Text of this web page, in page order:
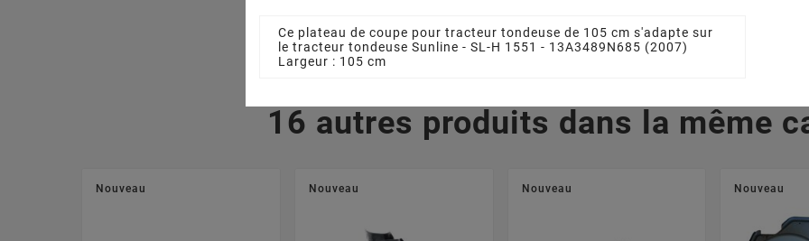
16 autres produits dans la même
Nouveau Nouveau Nouveau Nouveau
Ce plateau de coupe pour tracteur tondeuse de 105 cm s'adapte sur
le tracteur tondeuse Sunline - SL-H 1551 - 13A3489N685 (2007)
Largeur : 105 cm